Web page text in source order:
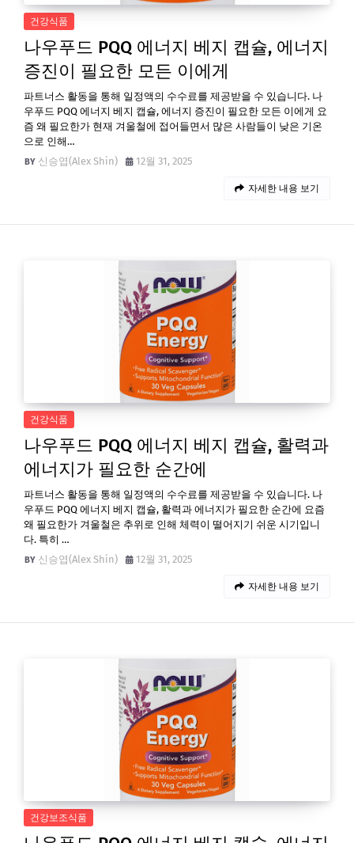
건강식품
나우푸드 PQQ 에너지 베지 캡슐, 에너지
증진이 필요한 모든 이에게
파트너스 활동을 통해 일정액의 수수료를 제공받을 수 있습니다. 나
우푸드 PQQ 에너지 베지 캡슐, 에너지 증진이 필요한 모든 이에게 요
즘 왜 필요한가 현재 겨울철에 접어들면서 많은 사람들이 낮은 기온
으로 인해…
신승엽(Alex Shin)
12월 31, 2025
자세한 내용 보기
건강식품
나우푸드 PQQ 에너지 베지 캡슐, 활력과
에너지가 필요한 순간에
파트너스 활동을 통해 일정액의 수수료를 제공받을 수 있습니다. 나
우푸드 PQQ 에너지 베지 캡슐, 활력과 에너지가 필요한 순간에 요즘
왜 필요한가 겨울철은 추위로 인해 체력이 떨어지기 쉬운 시기입니
다. 특히 …
신승엽(Alex Shin)
12월 31, 2025
자세한 내용 보기
건강보조식품